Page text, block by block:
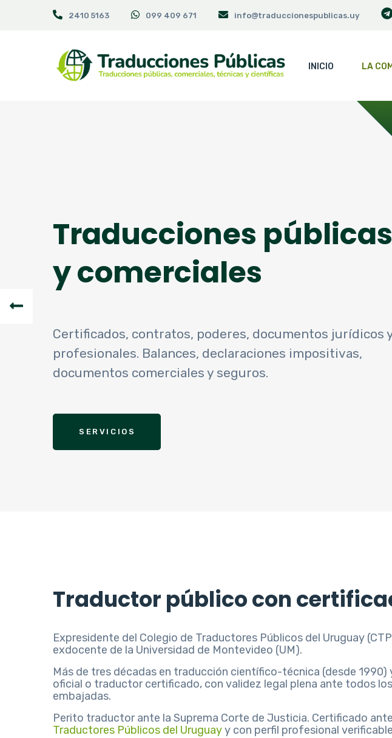
2410 5163 099 409 671 info@traduccionespublicas.uy
INICIO LA
Traducciones públicas
y comerciales
Certificados, contratos, poderes, documentos jurídicos
profesionales. Balances, declaraciones impositivas,
documentos comerciales y seguros.
SERVICIOS
Traductor público con
Expresidente del Colegio de Traductores Públicos del Uruguay
exdocente de la Universidad de Montevideo (UM).
Más de tres décadas en traducción científico-técnica (desde
oficial o traductor certificado, con validez legal plena ante todos
embajadas.
Perito traductor ante la Suprema Corte de Justicia. Certificado
Traductores Públicos del Uruguayy con perfil profesional